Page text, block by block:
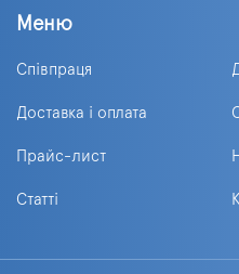
Меню
Співпраця
Доставка і оплата
Прайс-лист
Статті